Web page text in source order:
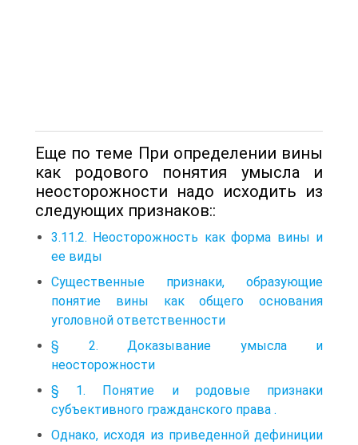
Еще по теме При определении вины
как родового понятия умысла и
неосторожности надо исходить из
следующих признаков::
3.11.2. Неосторожность как форма вины и
ее виды
Существенные признаки, образующие
понятие вины как общего основания
уголовной ответственности
§ 2. Доказывание умысла и
неосторожности
§ 1. Понятие и родовые признаки
субъективного гражданского права .
Однако, исходя из приведенной дефиниции